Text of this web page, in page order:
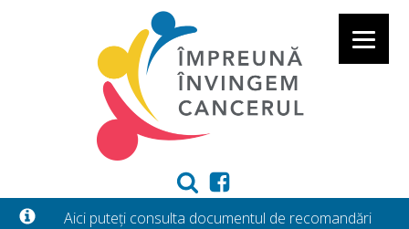
Aici puteți consulta documentul de recomandări